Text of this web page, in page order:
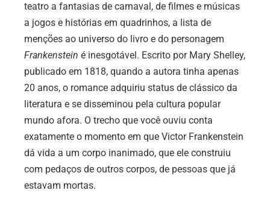
teatro a fantasias de carnaval, de filmes e músicas
a jogos e histórias em quadrinhos, a lista de
menções ao universo do livro e do personagem
Frankenstein é inesgotável. Escrito por Mary Shelley,
publicado em 1818, quando a autora tinha apenas
20 anos, o romance adquiriu status de clássico da
literatura e se disseminou pela cultura popular
mundo afora. O trecho que você ouviu conta
exatamente o momento em que Victor Frankenstein
dá vida a um corpo inanimado, que ele construiu
com pedaços de outros corpos, de pessoas que já
estavam mortas.